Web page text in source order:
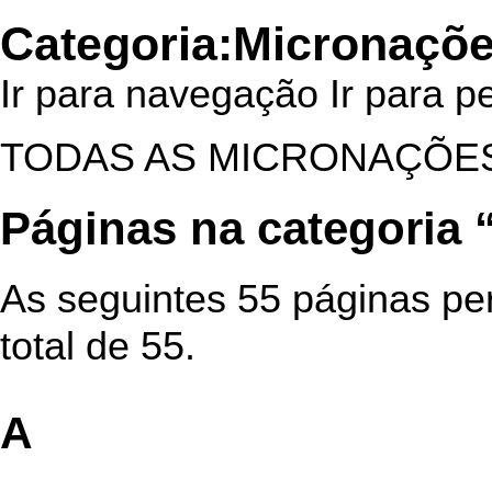
Ir para navegação Ir para
TODAS AS
Páginas na categoria
As seguintes 55 páginas
total de 55.
A